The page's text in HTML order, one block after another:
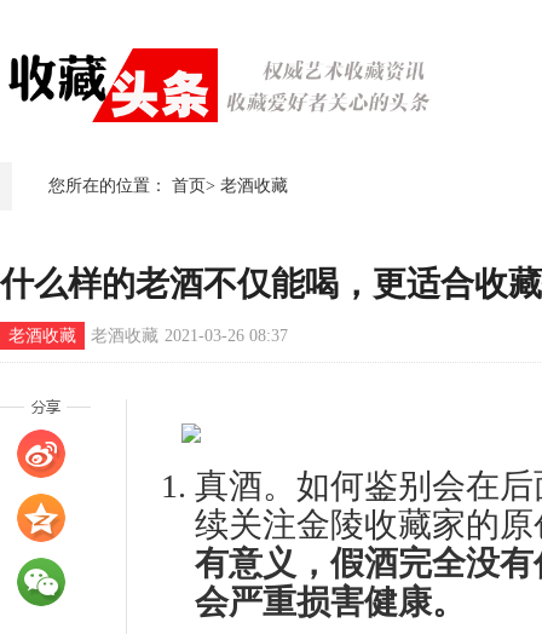
您所在的位置： 首页> 老酒收藏
什么样的老酒不仅能喝，更适合收
老酒收藏 老酒收藏 2021-03-26 08:37
真酒。如何鉴别会在
续关注金陵收藏家的
有意义，假酒完全没
会严重损害健康。